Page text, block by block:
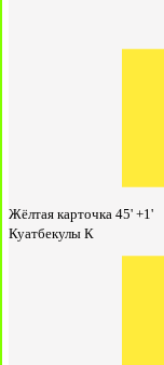
Жёлтая карточка 45' +1'
Куатбекулы К